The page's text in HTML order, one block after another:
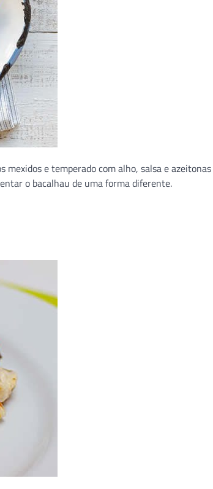
e temperado com alho, salsa e
o bacalhau de uma forma diferente.